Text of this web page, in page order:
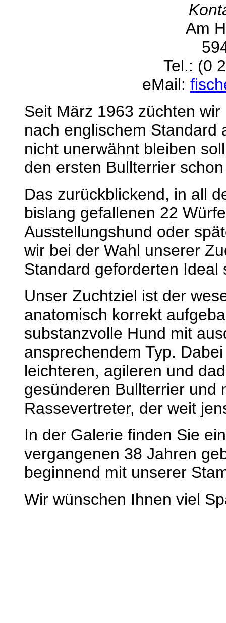
Am
Tel.: (0
eMail:
Seit März 1963 züchten
nach englischem Standard
nicht unerwähnt bleiben
den ersten Bullterrier
Das zurückblickend, in all
bislang gefallenen 22
Ausstellungshund oder
wir bei der Wahl unserer
Standard geforderten
Unser Zuchtziel ist der
anatomisch korrekt
substanzvolle Hund mit
ansprechendem Typ.
leichteren, agileren und
gesünderen Bullterrier und
Rassevertreter, der weit
In der Galerie finden Sie
vergangenen 38 Jahren
beginnend mit unserer
Wir wünschen Ihnen viel